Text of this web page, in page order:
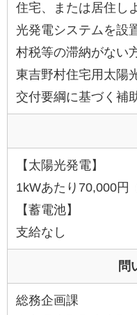
住宅、または居住し
光発電システムを設
村税等の滞納がない
東吉野村住宅用太陽
交付要綱に基づく補
【太陽光発電】
1kWあたり70,000円
【蓄電池】
支給なし
問
総務企画課